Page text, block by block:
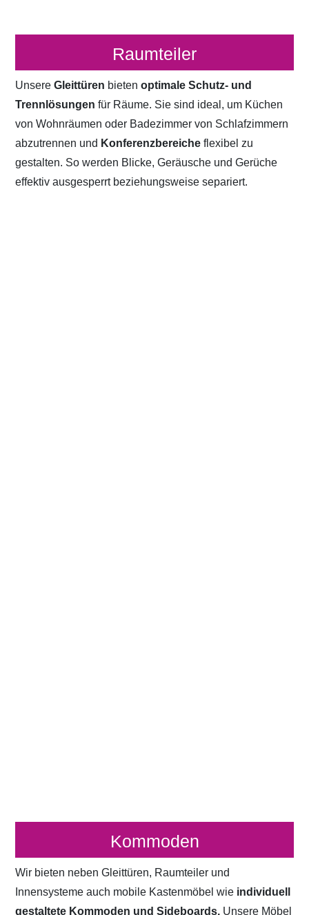
Raumteiler
UnsereGleittüren bietenoptimale Schutz- und
Trennlösungen für Räume. Sie sind ideal, um Küchen
von Wohnräumen oder Badezimmer von Schlafzimmern
abzutrennen und Konferenzbereicheflexibel zu
gestalten. So werden Blicke, Geräusche und Gerüche
effektiv ausgesperrt beziehungsweise separiert.
Kommoden
Wir bieten neben Gleittüren, Raumteiler und
Innensysteme auch mobile Kastenmöbel wie individuell
gestaltete Kommoden und Sideboards. Unsere Möbel